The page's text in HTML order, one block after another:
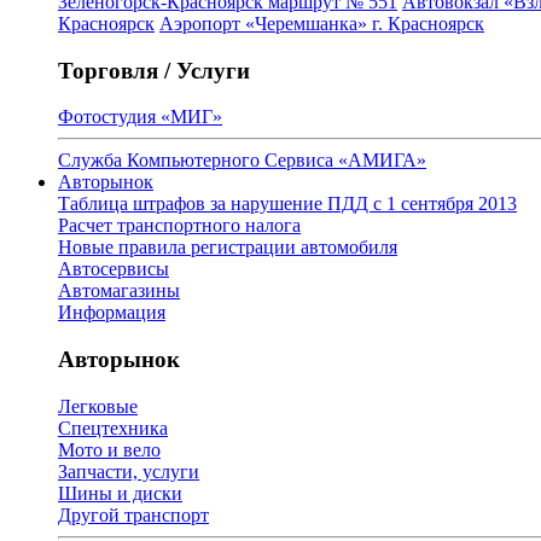
Красноярск Аэропорт «Черемшанка» г. Красноярск
Торговля / Услуги
Фотостудия «МИГ»
Служба Компьютерного Сервиса «АМИГА»
Авторынок
Таблица штрафов за нарушение ПДД с 1 сентября 2013
Расчет транспортного налога
Новые правила регистрации автомобиля
Автосервисы
Автомагазины
Информация
Авторынок
Легковые
Спецтехника
Мото и вело
Запчасти, услуги
Шины и диски
Другой транспорт